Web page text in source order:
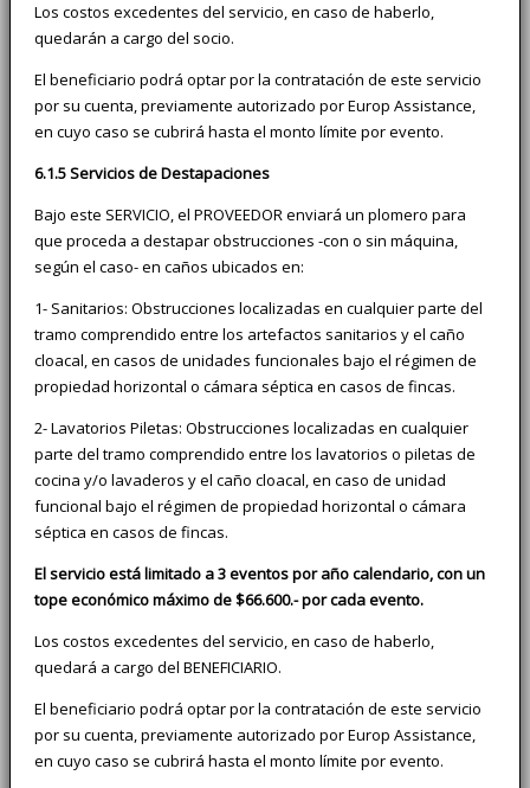
Los costos excedentes del servicio, en caso de haberlo,
quedarán a cargo del socio.
El beneficiario podrá optar por la contratación de este servicio
por su cuenta, previamente autorizado por Europ Assistance,
en cuyo caso se cubrirá hasta el monto límite por evento.
6.1.5 Servicios de Destapaciones
Bajo este SERVICIO, el PROVEEDOR enviará un plomero para
que proceda a destapar obstrucciones -con o sin máquina,
según el caso- en caños ubicados en:
1- Sanitarios: Obstrucciones localizadas en cualquier parte del
tramo comprendido entre los artefactos sanitarios y el caño
cloacal, en casos de unidades funcionales bajo el régimen de
propiedad horizontal o cámara séptica en casos de fincas.
2- Lavatorios Piletas: Obstrucciones localizadas en cualquier
parte del tramo comprendido entre los lavatorios o piletas de
cocina y/o lavaderos y el caño cloacal, en caso de unidad
funcional bajo el régimen de propiedad horizontal o cámara
séptica en casos de fincas.
El servicio está limitado a 3 eventos por año calendario, con un
tope económico máximo de $66.600.- por cada evento.
Los costos excedentes del servicio, en caso de haberlo,
quedará a cargo del BENEFICIARIO.
El beneficiario podrá optar por la contratación de este servicio
por su cuenta, previamente autorizado por Europ Assistance,
en cuyo caso se cubrirá hasta el monto límite por evento.